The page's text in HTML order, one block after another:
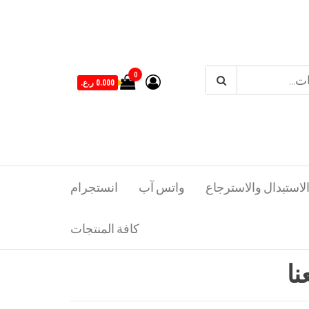
0
0.000 ر.ع.
انستجرام واتس آب والاسترجاع
كافة المنتجات